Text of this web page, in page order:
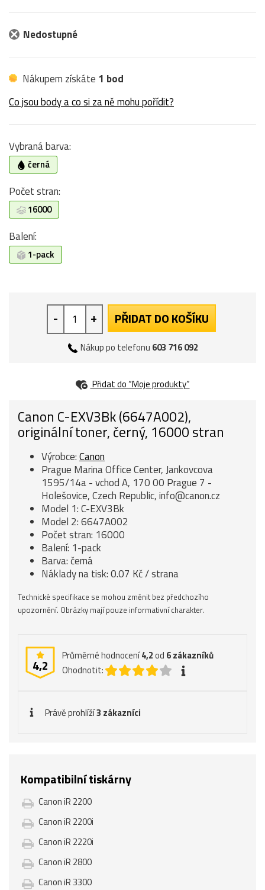
Nedostupné
Nákupem získáte 1 bod
Co jsou body a co si za ně mohu pořídit?
Vybraná barva:
černá
Počet stran:
16000
Balení:
1-pack
- + PŘIDAT DO KOŠÍKU
Nákup po telefonu 603 716 092
Přidat do “Moje produkty”
Canon C-EXV3Bk (6647A002),
originální toner, černý, 16000 stran
Výrobce:Canon
Prague Marina Office Center, Jankovcova
1595/14a - vchod A, 170 00 Prague 7 -
Holešovice, Czech Republic, info@canon.cz
Model 1: C-EXV3Bk
Model 2: 6647A002
Počet stran: 16000
Balení: 1-pack
Barva: černá
Náklady na tisk: 0.07 Kč / strana
Technické specifikace se mohou změnit bez předchozího
upozornění. Obrázky mají pouze informativní charakter.
4,2
Průměrné hodnocení4,2od 6zákazníků
Ohodnotit:
Právě prohlíží3 zákazníci
Kompatibilní tiskárny
Canon iR 2200
Canon iR 2200i
Canon iR 2220i
Canon iR 2800
Canon iR 3300